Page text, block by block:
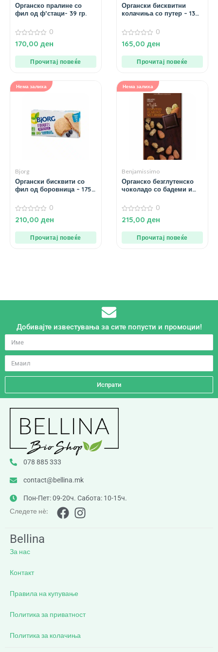
Органско пралине со
фил од ф’стаци- 39 гр.
0
од
0
170,00 ден
Прочитај повеќе
Органски бисквитни
колачиња со путер – 130
0
од
0
165,00 ден
Прочитај повеќе
Нема залиха
Bjorg
Органски бисквити со
фил од боровница – 175
0
од
0
210,00 ден
Прочитај повеќе
Нема залиха
Benjamissimo
Органско безглутенско
чоколадо со бадеми и
0
од
0
215,00 ден
Прочитај повеќе
Добивајте известувања за сите попусти и промоции!
Испрати
078 885 333
contact@bellina.mk
Пон-Пет: 09-20ч. Сабота: 10-15ч.
Следете нè:
Bellina
За нас
Контакт
Правила на купување
Политика за приватност
Политика за колачиња